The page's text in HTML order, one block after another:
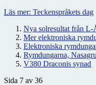
Läs mer: Teckenspråkets dag
Nya solresultat från L-
Mer elektroniska
Elektroniska
Rymdungarna,
V380 Draconis synad
Sida 7 av 36